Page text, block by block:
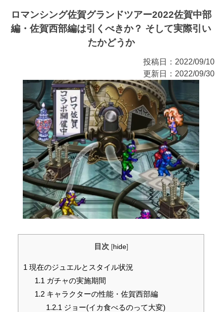
ロマンシング佐賀グランドツアー2022佐賀中部
編・佐賀西部編は引くべきか？ そして実際引い
たかどうか
投稿日：2022/09/10
更新日：2022/09/30
目次 [hide]
1 現在のジュエルとスタイル状況
1.1 ガチャの実施期間
1.2キャラクターの性能・佐賀西部編
1.2.1 ジョー(イカ食べるのって大変)